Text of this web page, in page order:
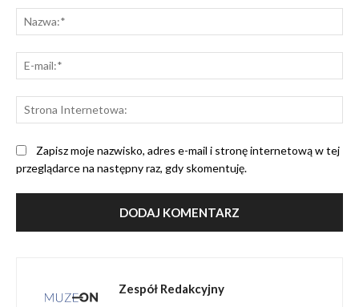
Zapisz moje nazwisko, adres e-mail i stronę internetową w tej
przeglądarce na następny raz, gdy skomentuję.
Zespół Redakcyjny